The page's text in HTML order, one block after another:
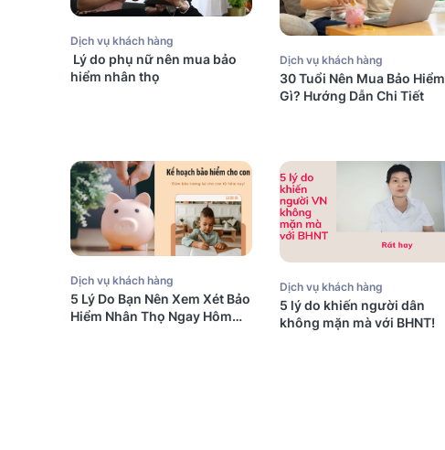
Dịch vụ khách hàng
Lý do phụ nữ nên mua bảo
hiểm nhân thọ
Dịch vụ khách hàng
30 Tuổi Nên Mua Bảo Hiểm
Gì? Hướng Dẫn Chi Tiết
Dịch vụ khách hàng
5 Lý Do Bạn Nên Xem Xét Bảo
Hiểm Nhân Thọ Ngay Hôm
Dịch vụ khách hàng
5 lý do khiến người dân
không mặn mà với BHNT!